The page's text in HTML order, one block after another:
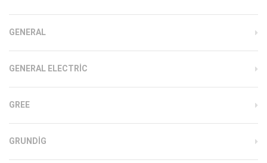
GENERAL
GENERAL ELECTRIC
GREE
GRUNDIG